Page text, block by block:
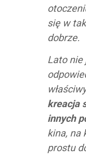
się w
dobrze.
Lato nie
kreacja
innych
kina, na
prostu